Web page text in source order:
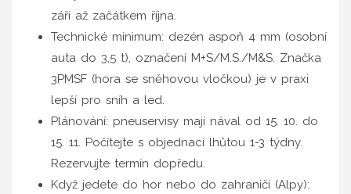
září až začátkem října.
Technické minimum: dezén aspoň 4 mm (osobní
auta do 3,5 t), označení M+S/M.S./M&S. Značka
3PMSF (hora se sněhovou vločkou) je v praxi
lepší pro sníh a led.
Plánování: pneuservisy mají nával od 15. 10. do
15. 11. Počítejte s objednací lhůtou 1-3 týdny.
Rezervujte termín dopředu.
Když jedete do hor nebo do zahraničí (Alpy):